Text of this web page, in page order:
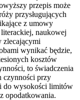
przepis może
przysługujących
z umowy
literackiej, naukowej
zlecającymi
wynikać będzie,
kosztów
to świadczenia
czynności przy
do wysokości limitów
opodatkowania.